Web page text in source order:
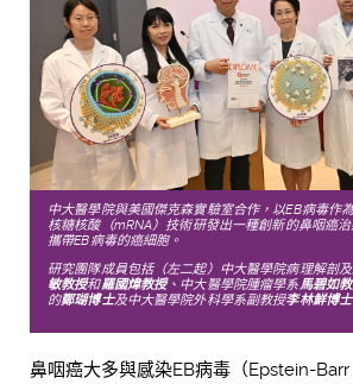
中大醫學院與美國傑克森實驗室合作，以EB病毒作
核糖核酸（mRNA）技術研發出一種創新的鼻咽癌
攜帶EB病毒的癌細胞。
研究團隊成員包括（左二起）中大醫學院病理解剖
敏教授和羅國煒教授、 中大醫學院腫瘤學系馬碧如
的鄭瑚博士及中大醫學院外科學系副教授李林鮮博士
鼻咽癌大多與感染EB病毒（Epstein-